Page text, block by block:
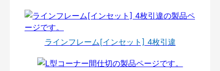
ラインフレーム[インセット] 4枚引違